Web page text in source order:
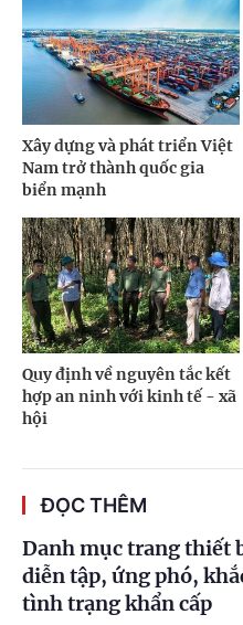
Xây dựng và phát triển Việt
Nam trở thành quốc gia
biển mạnh
Quy định về nguyên tắc kết
hợp an ninh với kinh tế - xã
hội
ĐỌC THÊM
Danh mục trang thiết
diễn tập, ứng phó,
tình trạng khẩn cấp